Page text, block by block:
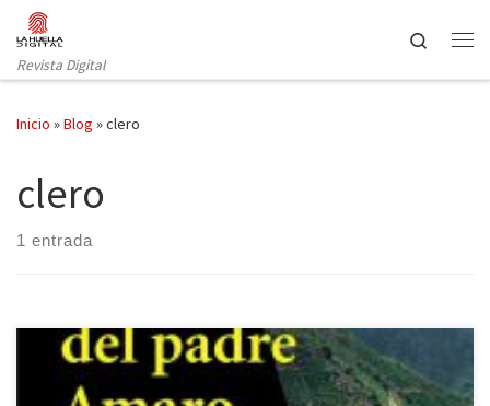
Saltar al contenido
Revista Digital
Search
Inicio »Blog »clero
clero
1 entrada